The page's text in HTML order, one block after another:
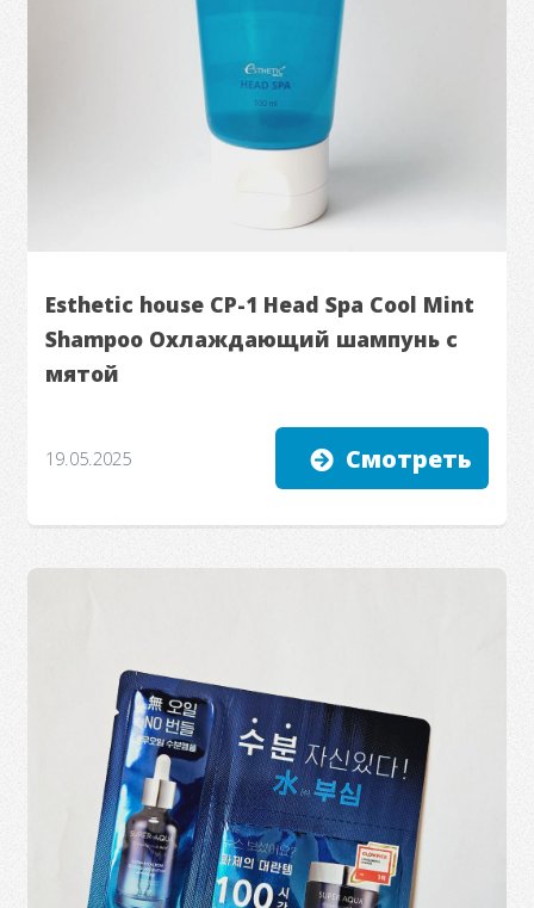
Esthetic house CP-1 Head Spa Cool Mint
Shampoo Охлаждающий шампунь с
мятой
19.05.2025 Смотреть